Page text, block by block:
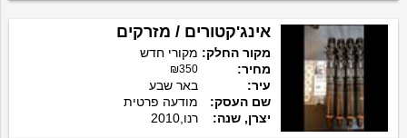
אינג'קטורים / מזרקים
מקור החלק: מקורי חדש
מחיר:
₪350
עיר:
באר שבע
שם העסק:
מודעה פרטית
יצרן, שנה:
רנו,2010